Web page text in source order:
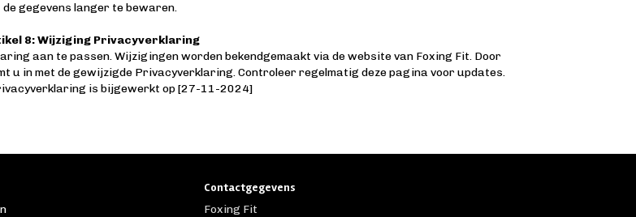
de gegevens langer te bewaren.
8: Wijziging Privacyverklaring
aan te passen. Wijzigingen worden bekendgemaakt via de website van Foxing Fit. Door
u in met de gewijzigde Privacyverklaring. Controleer regelmatig deze pagina voor updates.
is bijgewerkt op [27-11-2024]
Contactgegevens
Foxing Fit